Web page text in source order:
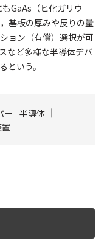
GaAs（ヒ化ガリウ
基板の厚みや反りの量
ョン（有償）選択が可
など多様な半導体デバ
という。
ー
半導体